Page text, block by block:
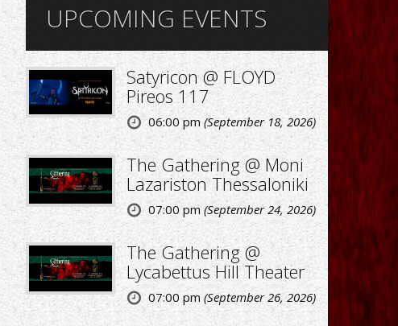
UPCOMING EVENTS
Satyricon @ FLOYD
Pireos 117
06:00 pm (September 18, 2026)
The Gathering @ Moni
Lazariston Thessaloniki
07:00 pm(September 24, 2026)
The Gathering @
Lycabettus Hill Theater
07:00 pm (September 26, 2026)